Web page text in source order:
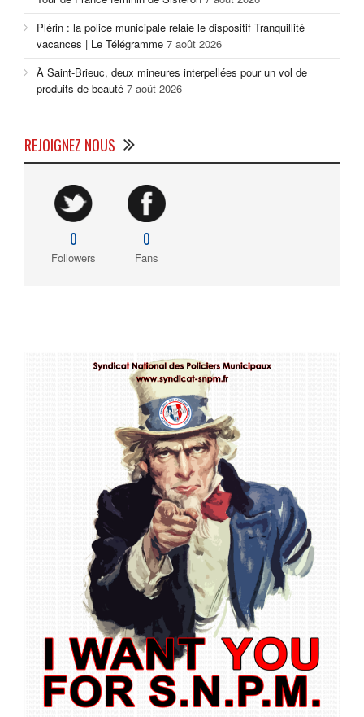
Plérin : la police municipale relaie le dispositif Tranquillité
vacances | Le Télégramme 7 août 2026
À Saint-Brieuc, deux mineures interpellées pour un vol de
produits de beauté 7 août 2026
REJOIGNEZ NOUS
0
Followers
0
Fans